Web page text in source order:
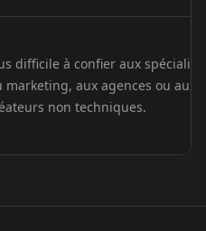
difficile à confier aux
marketing, aux agences ou aux
non techniques.